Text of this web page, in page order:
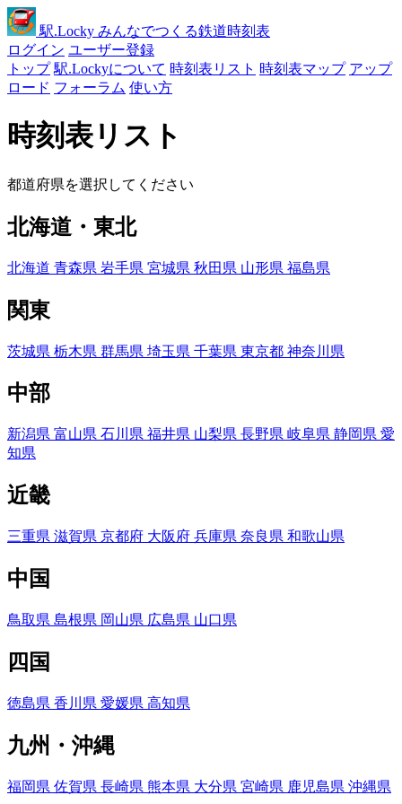
駅.Locky みんなでつくる鉄道時刻表
ログイン ユーザー登録
トップ 駅.Lockyについて 時刻表リスト 時刻表マップ アップ
ロード フォーラム 使い方
時刻表リスト
都道府県を選択してください
北海道・東北
北海道 青森県 岩手県 宮城県 秋田県 山形県 福島県
関東
茨城県 栃木県 群馬県 埼玉県 千葉県 東京都 神奈川県
中部
新潟県 富山県 石川県 福井県 山梨県 長野県 岐阜県 静岡県 愛
知県
近畿
三重県 滋賀県 京都府 大阪府 兵庫県 奈良県 和歌山県
中国
鳥取県 島根県 岡山県 広島県 山口県
四国
徳島県 香川県 愛媛県 高知県
九州・沖縄
福岡県 佐賀県 長崎県 熊本県 大分県 宮崎県 鹿児島県 沖縄県